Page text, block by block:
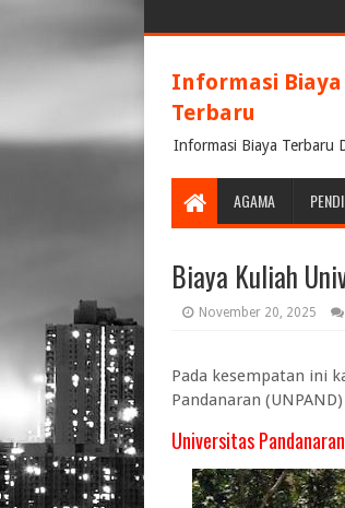
Informasi Biaya
Terbaru
Informasi Biaya Terbaru
AGAMA
Biaya Kuliah
November 20, 2025
Pada kesempatan ini
Pandanaran
Universitas Pandanaran